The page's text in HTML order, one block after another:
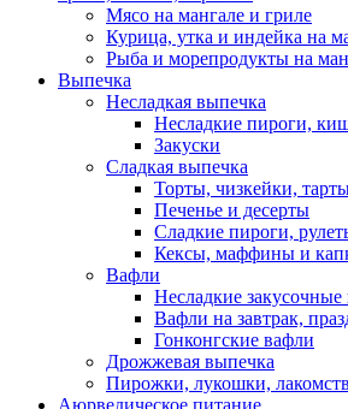
Мясо на мангале и гриле
Курица, утка и индейка на
Рыба и морепродукты на
Выпечка
Несладкая выпечка
Несладкие пироги,
Закуски
Сладкая выпечка
Торты, чизкейки,
Печенье и десерты
Сладкие пироги,
Кексы, маффины и
Вафли
Несладкие закусочные
Вафли на завтрак,
Гонконгские вафли
Дрожжевая выпечка
Пирожки, лукошки,
Аюрведическое питание